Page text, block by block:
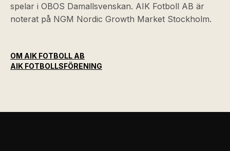
spelar i OBOS Damallsvenskan. AIK Fotboll AB är
noterat på NGM Nordic Growth Market Stockholm.
OM AIK FOTBOLL AB
AIK FOTBOLLSFÖRENING